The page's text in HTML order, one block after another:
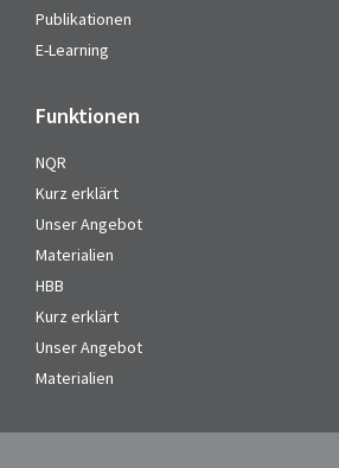
Publikationen
E-Learning
Funktionen
NQR
Kurz erklärt
Unser Angebot
Materialien
HBB
Kurz erklärt
Unser Angebot
Materialien